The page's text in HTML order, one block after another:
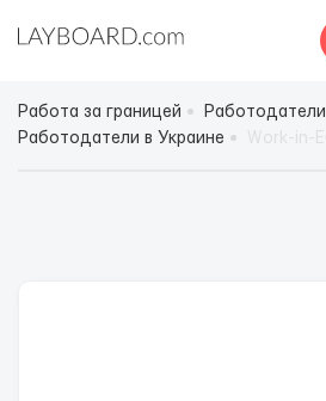
Работа за границей
Работодатели
Работодатели в Украине